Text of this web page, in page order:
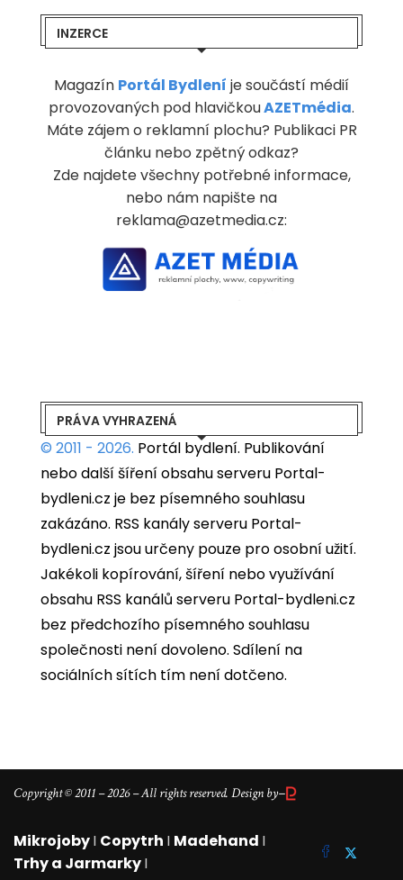
INZERCE
Magazín Portál Bydlení je součástí médií
provozovaných pod hlavičkouAZETmédia.
Máte zájem o reklamní plochu? Publikaci PR
článku nebo zpětný odkaz?
Zde najdete všechny potřebné informace,
nebo nám napište na
reklama@azetmedia.cz:
PRÁVA VYHRAZENÁ
© 2011 - 2026. Portál bydlení. Publikování
nebo další šíření obsahu serveru Portal-
bydleni.cz je bez písemného souhlasu
zakázáno. RSS kanály serveru Portal-
bydleni.cz jsou určeny pouze pro osobní užití.
Jakékoli kopírování, šíření nebo využívání
obsahu RSS kanálů serveru Portal-bydleni.cz
bez předchozího písemného souhlasu
společnosti není dovoleno. Sdílení na
sociálních sítích tím není dotčeno.
Copyright © 2011 – 2026 – All rights reserved. Design by–
MikrojobyI Copytrh I Madehand I
Trhy a JarmarkyI